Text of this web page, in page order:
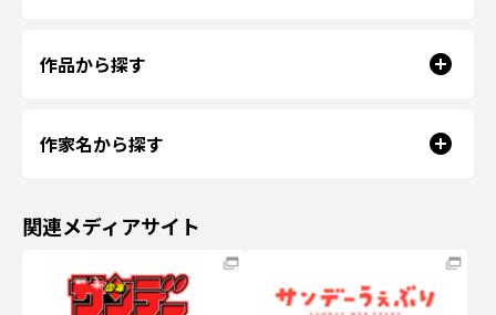
作品から探す
作家名から探す
関連メディアサイト